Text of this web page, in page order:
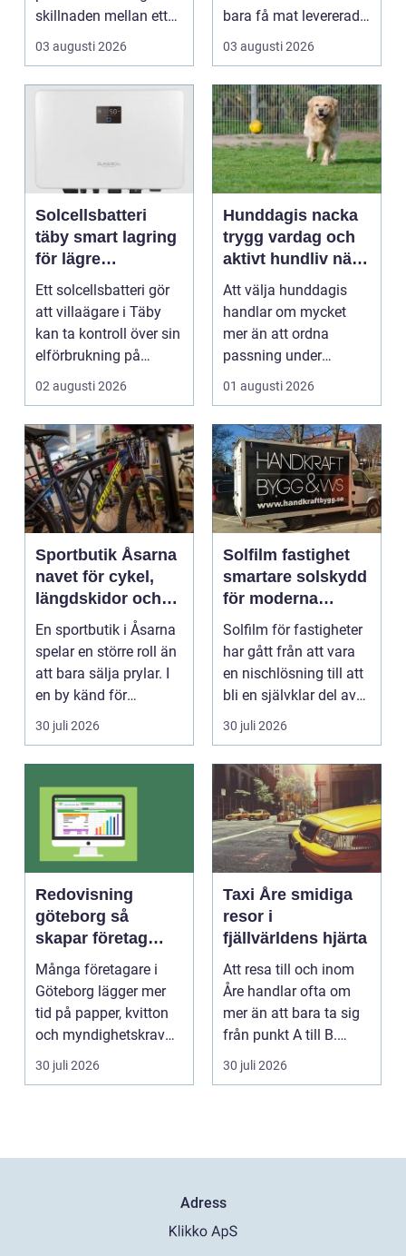
skillnaden mellan ett
rum som bara fungerar
och et...
03 augusti 2026
bara få mat levererad.
R&aum...
03 augusti 2026
Solcellsbatteri
täby smart lagring
för lägre
elkostnader året
runt
Ett solcellsbatteri gör
att villaägare i Täby
kan ta kontroll över sin
elförbrukning på
riktigt. Gen...
02 augusti 2026
Hunddagis nacka
trygg vardag och
aktivt hundliv nära
stan
Att välja hunddagis
handlar om mycket
mer än att ordna
passning under
arbetsdagen. För
många hundäga...
01 augusti 2026
Sportbutik Åsarna
navet för cykel,
längdskidor och
löpning i södra
jämtland
En sportbutik i Åsarna
spelar en större roll än
att bara sälja prylar. I
en by känd för
längdskidåkn...
30 juli 2026
Solfilm fastighet
smartare solskydd
för moderna
byggnader
Solfilm för fastigheter
har gått från att vara
en nischlösning till att
bli en självklar del av
mode...
30 juli 2026
Redovisning
göteborg så
skapar företag
bättre kontroll och
mer tid
Många företagare i
Göteborg lägger mer
tid på papper, kvitton
och myndighetskrav
än på kunder och ut...
30 juli 2026
Taxi Åre smidiga
resor i
fjällvärldens hjärta
Att resa till och inom
Åre handlar ofta om
mer än att bara ta sig
från punkt A till B.
Vädret skifta...
30 juli 2026
Adress